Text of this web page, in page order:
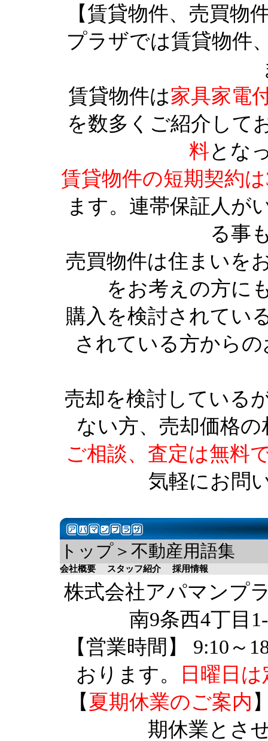
【賃貸物件、売買物
プラザでは賃貸物件
賃貸物件は家具家電
を数多くご紹介して
料とな
賃貸物件の短期契約
ます。連帯保証人が
る事
売買物件は住まいを
をお考えの方に
購入を検討されてい
されている方から
売却を検討している
ない方、売却価格
ご相談、査定は無料
気軽にお問
トップ＞不動産用語集
会社概要 スタッフ紹介 採用情報
株式会社アパマンプ
南9条西4丁目
【営業時間】 9:10～
おります。
日曜日
【 夏期休業のご案内
期休業とさ